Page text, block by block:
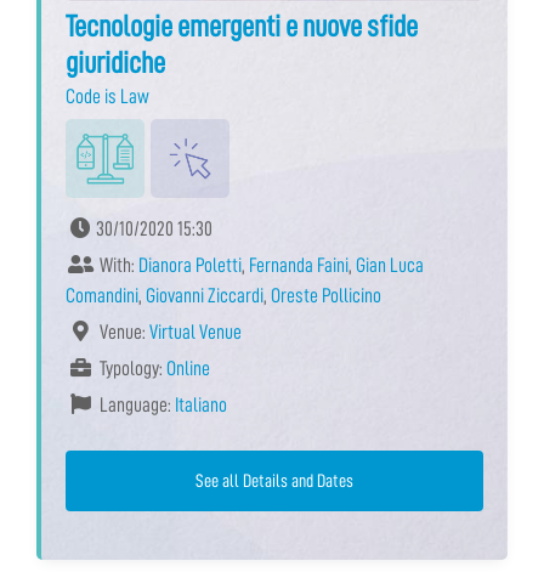
Tecnologie emergenti e nuove sfide
giuridiche
Code is Law
30/10/2020 15:30
With: Dianora Poletti, Fernanda Faini, Gian Luca
Comandini, Giovanni Ziccardi, Oreste Pollicino
Venue: Virtual Venue
Typology: Online
Language: Italiano
See all Details and Dates